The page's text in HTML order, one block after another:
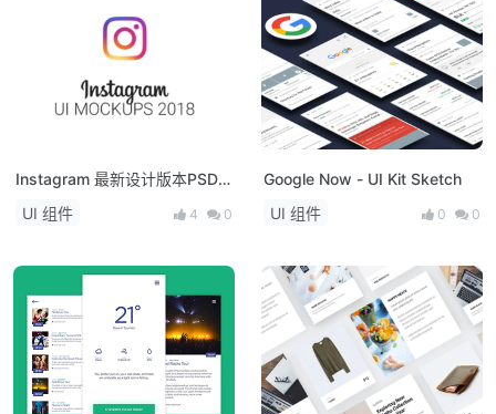
Instagram 最新设计版本PSD
模板
UI 组件 4 0
Google Now - UI Kit Sketch
UI 组件
0 0